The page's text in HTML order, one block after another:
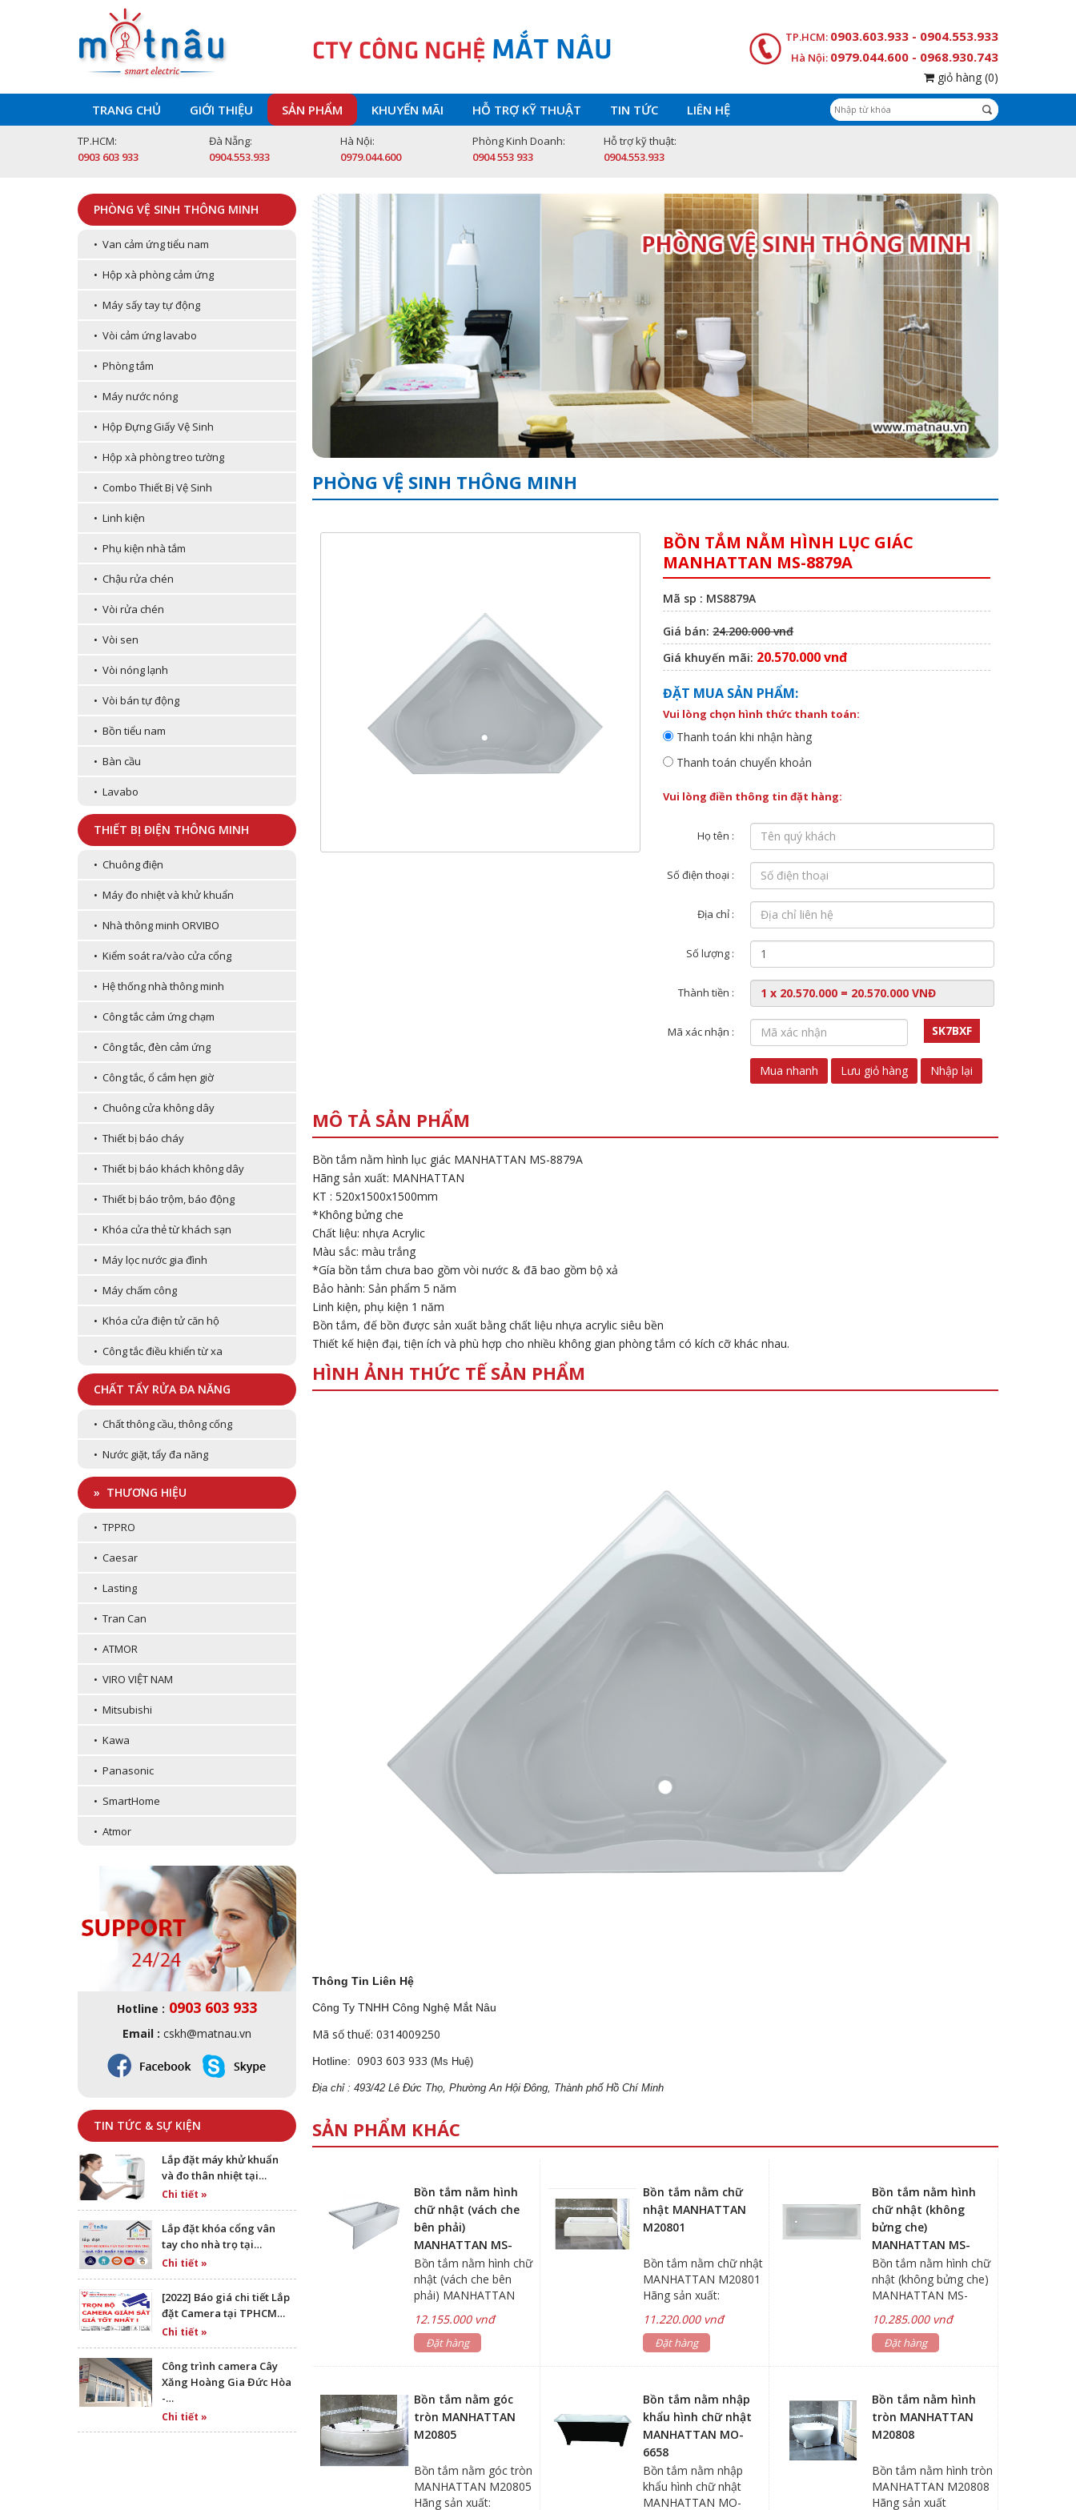
CTY CÔNG NGHỆ MẮT NÂU TP.HCM: 0903.603.933 - 0904.553.933
Hà Nội: 0979.044.600 - 0968.930.743
giỏ hàng (0)
TRANG CHỦ GIỚI THIỆU SẢN PHẨM KHUYẾN MÃI HỖ TRỢ KỸ THUẬT TIN TỨC LIÊN HỆ
TP.HCM:
0903 603 933
Đà Nẵng:
0904.553.933
Hà Nội:
0979.044.600
Phòng Kinh Doanh:
0904 553 933
Hỗ trợ kỹ thuật:
0904.553.933
PHÒNG VỆ SINH THÔNG MINH
• Van cảm ứng tiểu nam
• Hộp xà phòng cảm ứng
• Máy sấy tay tự động
• Vòi cảm ứng lavabo
• Phòng tắm
• Máy nước nóng
• Hộp Đựng Giấy Vệ Sinh
• Hộp xà phòng treo tường
• Combo Thiết Bị Vệ Sinh
• Linh kiện
• Phụ kiện nhà tắm
• Chậu rửa chén
• Vòi rửa chén
• Vòi sen
• Vòi nóng lạnh
• Vòi bán tự động
• Bồn tiểu nam
• Bàn cầu
• Lavabo
THIẾT BỊ ĐIỆN THÔNG MINH
• Chuông điện
• Máy đo nhiệt và khử khuẩn
• Nhà thông minh ORVIBO
• Kiểm soát ra/vào cửa cổng
• Hệ thống nhà thông minh
• Công tắc cảm ứng chạm
• Công tắc, đèn cảm ứng
• Công tắc, ổ cắm hẹn giờ
• Chuông cửa không dây
• Thiết bị báo cháy
• Thiết bị báo khách không dây
• Thiết bị báo trộm, báo động
• Khóa cửa thẻ từ khách sạn
• Máy lọc nước gia đình
• Máy chấm công
• Khóa cửa điện tử căn hộ
• Công tắc điều khiển từ xa
CHẤT TẨY RỬA ĐA NĂNG
• Chất thông cầu, thông cống
• Nước giặt, tẩy đa năng
» THƯƠNG HIỆU
• TPPRO
• Caesar
• Lasting
• Tran Can
• ATMOR
• VIRO VIỆT NAM
• Mitsubishi
• Kawa
• Panasonic
• SmartHome
• Atmor
Hotline : 0903 603 933
Email : cskh@matnau.vn
TIN TỨC & SỰ KIỆN
Lắp đặt máy khử khuẩn
và đo thân nhiệt tại…
Chi tiết »
Lắp đặt khóa cổng vân
tay cho nhà trọ tại…
Chi tiết »
[2022] Báo giá chi tiết Lắp
đặt Camera tại TPHCM…
Chi tiết »
Công trình camera Cây
Xăng Hoàng Gia Đức Hòa
-…
Chi tiết »
PHÒNG VỆ SINH THÔNG MINH
BỒN TẮM NẰM HÌNH LỤC GIÁC
MANHATTAN MS-8879A
Mã sp : MS8879A
Giá bán:24.200.000 vnđ
Giá khuyến mãi: 20.570.000 vnđ
ĐẶT MUA SẢN PHẨM:
Vui lòng chọn hình thức thanh toán:
Thanh toán khi nhận hàng
Thanh toán chuyển khoản
Vui lòng điền thông tin đặt hàng:
Họ tên :
Số điện thoại :
Địa chỉ :
Số lượng :
Thành tiền :
Mã xác nhận : SK7BXF
Mua nhanh Lưu giỏ hàng Nhập lại
MÔ TẢ SẢN PHẨM
Bồn tắm nằm hình lục giác MANHATTAN MS-8879A
Hãng sản xuất: MANHATTAN
KT : 520x1500x1500mm
*Không bửng che
Chất liệu: nhựa Acrylic
Màu sắc: màu trắng
*Gía bồn tắm chưa bao gồm vòi nước & đã bao gồm bộ xả
Bảo hành: Sản phẩm 5 năm
Linh kiện, phụ kiện 1 năm
Bồn tắm, đế bồn được sản xuất bằng chất liệu nhựa acrylic siêu bền
Thiết kế hiện đại, tiện ích và phù hợp cho nhiều không gian phòng tắm có kích cỡ khác nhau.
HÌNH ẢNH THỨC TẾ SẢN PHẨM
Thông Tin Liên Hệ
Công Ty TNHH Công Nghệ Mắt Nâu
Mã số thuế: 0314009250
Hotline: 0903 603 933 (Ms Huệ)
Địa chỉ : 493/42 Lê Đức Thọ, Phường An Hội Đông, Thành phố Hồ Chí Minh
SẢN PHẨM KHÁC
Bồn tắm nằm hình
chữ nhật (vách che
bên phải)
MANHATTAN MS-
8867A
Bồn tắm nằm hình chữ
nhật (vách che bên
phải) MANHATTAN
MS-8867A Hãng sản
xuất: MANHATTAN KT:
520x865x1680mm
*Có bửng che *Vách
che bên phải, xả bên
trái *Gía bồn tắm nằm
chưa bao gồm vòi
xả Bảo hành: Sản
phẩm 5 năm Linh kiện,
phụ kiện 1 năm Bồn
12.155.000 vnđ
Đặt hàng
Bồn tắm nằm chữ
nhật MANHATTAN
M20801
Bồn tắm nằm chữ nhật
MANHATTAN M20801
Hãng sản xuất:
MANHATTAN Kích
thước :
550x680x1700mm
*Có bửng che *Vách
che bên phải, xả bên
trái *Gía bồn tắm nằm
chưa bao gồm vòi
nước & đã bao gồm bộ
xả Bảo hành: Sản
phẩm 5 năm Linh kiện,
phụ kiện 1 năm
11.220.000 vnđ
Đặt hàng
Bồn tắm nằm hình
chữ nhật (không
bửng che)
MANHATTAN MS-
8875B
Bồn tắm nằm hình chữ
nhật (không bửng che)
MANHATTAN MS-
8875B Hãng sản xuất:
MANHATTAN Kích
thước bồn:
Màu sắc: màu trắng
*Không bửng che *Gía
bồn tắm nằm chưa
bao gồm vòi nước &
hành: Sản phẩm 5 năm
Linh kiện, phụ kiện 1
năm Bồn tắm nằm chữ
10.285.000 vnđ
Đặt hàng
Bồn tắm nằm góc
tròn MANHATTAN
M20805
Bồn tắm nằm góc tròn
MANHATTAN M20805
Hãng sản xuất:
Bồn tắm nằm nhập
khẩu hình chữ nhật
MANHATTAN MO-
6658
Bồn tắm nằm nhập
khẩu hình chữ nhật
MANHATTAN MO-
Bồn tắm nằm hình
tròn MANHATTAN
M20808
Bồn tắm nằm hình tròn
MANHATTAN M20808
Hãng sản xuất